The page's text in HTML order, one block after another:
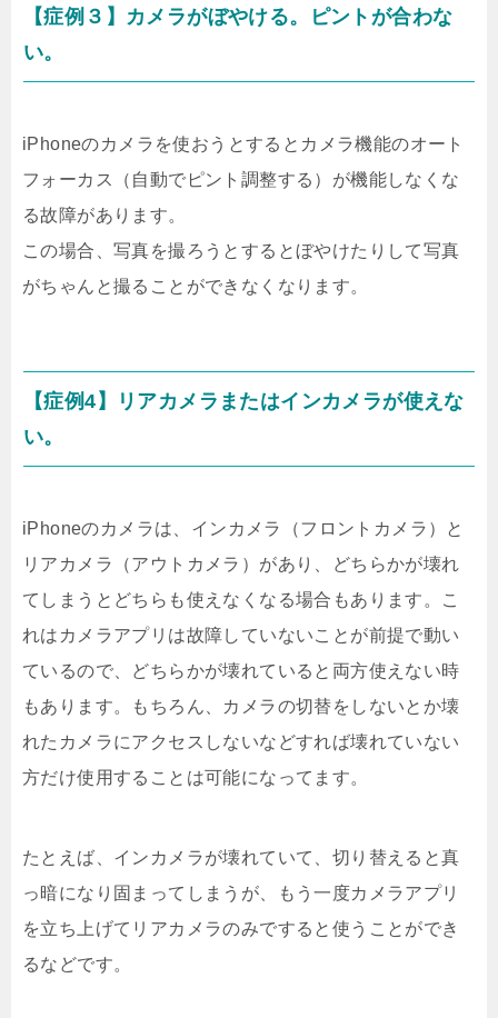
【症例３】カメラがぼやける。ピントが合わな
い。
iPhoneのカメラを使おうとするとカメラ機能のオート
フォーカス（自動でピント調整する）が機能しなくな
る故障があります。
この場合、写真を撮ろうとするとぼやけたりして写真
がちゃんと撮ることができなくなります。
【症例4】リアカメラまたはインカメラが使えな
い。
iPhoneのカメラは、インカメラ（フロントカメラ）と
リアカメラ（アウトカメラ）があり、どちらかが壊れ
てしまうとどちらも使えなくなる場合もあります。こ
れはカメラアプリは故障していないことが前提で動い
ているので、どちらかが壊れていると両方使えない時
もあります。もちろん、カメラの切替をしないとか壊
れたカメラにアクセスしないなどすれば壊れていない
方だけ使用することは可能になってます。
たとえば、インカメラが壊れていて、切り替えると真
っ暗になり固まってしまうが、もう一度カメラアプリ
を立ち上げてリアカメラのみですると使うことができ
るなどです。